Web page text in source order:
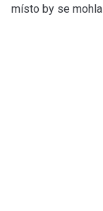
místo by se mohla